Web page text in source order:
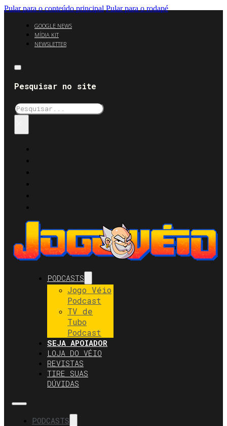
Pular para o conteúdo principal Pular para o rodapé
GOOGLE NEWS
MÍDIA KIT
NEWSLETTER
Pesquisar no site
Pesquisar
PODCASTS
Jogo Véio
Podcast
TV de
Tubo
Podcast
SEJA APOIADOR
LOJA DO VÉIO
REVISTAS
TIRE SUAS
DÚVIDAS
PODCASTS